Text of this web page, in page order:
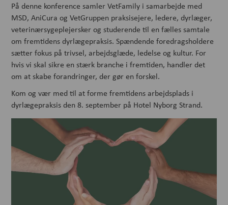
På denne konference samler VetFamily i samarbejde med
MSD, AniCura og VetGruppen praksisejere, ledere, dyrlæger,
veterinærsygeplejersker og studerende til en fælles samtale
om fremtidens dyrlægepraksis. Spændende foredragsholdere
sætter fokus på trivsel, arbejdsglæde, ledelse og kultur. For
hvis vi skal sikre en stærk branche i fremtiden, handler det
om at skabe forandringer, der gør en forskel.
Kom og vær med til at forme fremtidens arbejdsplads i
dyrlægepraksis den 8. september på Hotel Nyborg Strand.